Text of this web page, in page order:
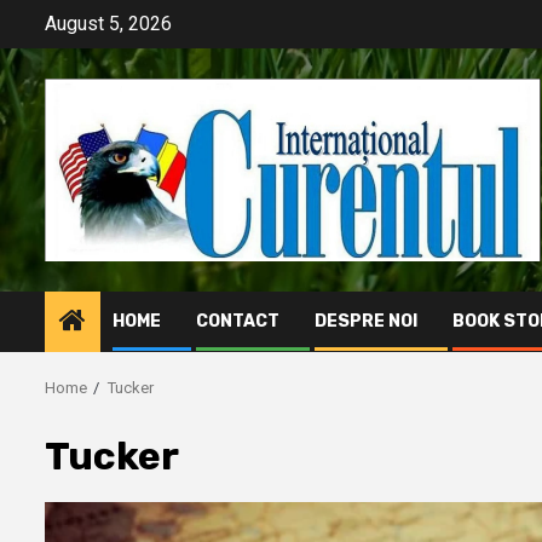
content
August 5, 2026
HOME CONTACT DESPRE NOI BOOK
Home Tucker
Tucker